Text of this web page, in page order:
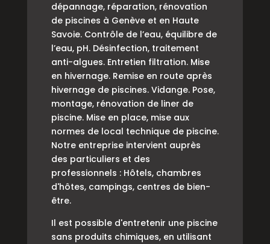
dépannage, réparation, rénovation
de piscines à Genève et en Haute
Savoie. Contrôle de l’eau, équilibre de
l’eau, pH. Désinfection, traitement
anti-algues. Entretien filtration. Mise
en hivernage. Remise en route après
hivernage de piscines. Vidange. Pose,
montage, rénovation de liner de
piscine. Mise en place, mise aux
normes de local technique de piscine.
Notre entreprise intervient auprès
des particuliers et des
professionnels : Hôtels, chambres
d'hôtes, campings, centres de bien-
être.
Il est possible d'entretenir une piscine
sans produits chimiques, en utilisant